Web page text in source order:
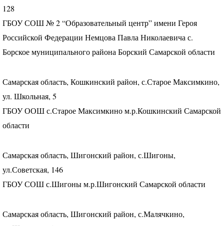
128
ГБОУСОШ№ 2 “Образовательный центр” имени Героя
Российской Федерации Немцова Павла Николаевича с.
Борское муниципального района Борский Самарской области
Самарская область, Кошкинский район, с.Старое Максимкино,
ул. Школьная, 5
ГБОУООШс.Старое Максимкино м.р.Кошкинский Самарской
области
Самарская область, Шигонский район, с.Шигоны,
ул.Советская, 146
ГБОУСОШс.Шигоны м.р.Шигонский Самарской области
Самарская область, Шигонский район, с.Малячкино,